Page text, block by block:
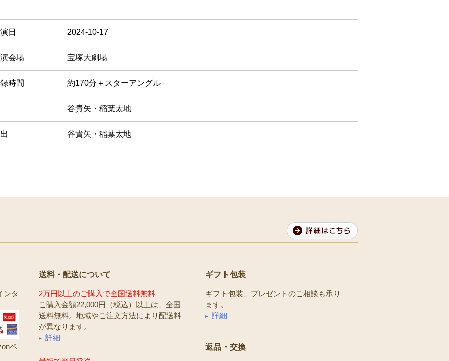
日 2024-10-17
会場 宝塚大劇場
時間 約170分＋スターアングル
谷貴矢・稲葉太地
谷貴矢・稲葉太地
ンタ
ペ
送料・配送について
2万円以上のご購入で全国送料無料
ご購入金額22,000円（税込）以上は、全国
送料無料。地域やご注文方法により配送料
が異なります。
詳細
ギフト包装
ギフト包装、プレゼントのご相談も承り
ます。
詳細
返品・交換